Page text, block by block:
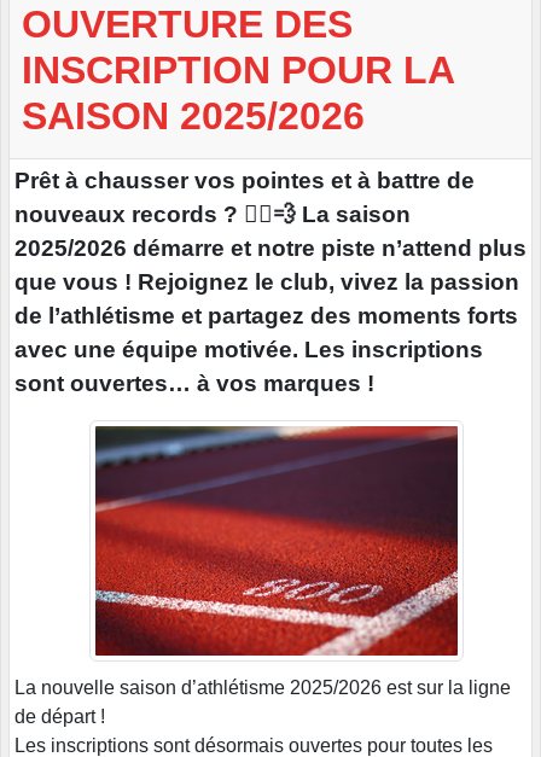
OUVERTURE DES
INSCRIPTION POUR LA
SAISON 2025/2026
Prêt à chausser vos pointes et à battre de
nouveaux records ? 🏃‍♂️💨 La saison
2025/2026 démarre et notre piste n’attend plus
que vous ! Rejoignez le club, vivez la passion
de l’athlétisme et partagez des moments forts
avec une équipe motivée. Les inscriptions
sont ouvertes… à vos marques !
La nouvelle saison d’athlétisme 2025/2026 est sur la ligne
de départ !
Les inscriptions sont désormais ouvertes pour toutes les